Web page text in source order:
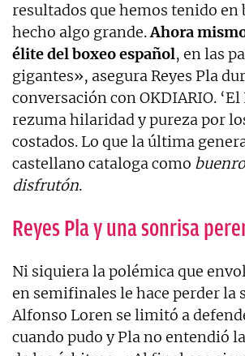
resultados que hemos tenido en
hecho algo grande.Ahora
élite del boxeo español, en las
gigantes», asegura Reyes Pla
conversación con OKDIARIO. ‘El
rezuma hilaridad y pureza por
costados. Lo que la última
castellano cataloga como
disfrutón.
Reyes Pla y una sonrisa
Ni siquiera la polémica que
en semifinales le hace perder la
Alfonso Loren se limitó a
cuando pudo y Pla no entendió